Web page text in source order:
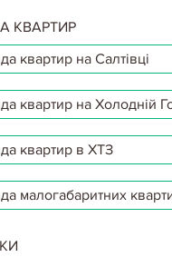
КВАРТИР
квартир на Салтівці
квартир на Холодній
квартир в ХТЗ
малогабаритних